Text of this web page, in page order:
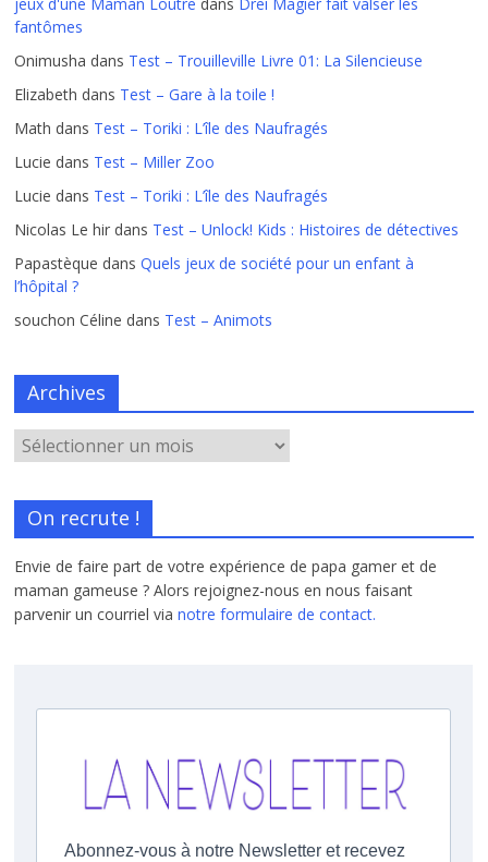
fantômes
Onimusha dans Test – Trouilleville Livre 01: La Silencieuse
Elizabeth dans Test – Gare à la toile !
Math dans Test – Toriki : L’île des Naufragés
Lucie dans Test – Miller Zoo
Lucie dans Test – Toriki : L’île des Naufragés
Nicolas Le hir dans Test – Unlock! Kids : Histoires de détectives
Papastèque dansQuels jeux de société pour un enfant à
l’hôpital ?
souchon Céline dans Test – Animots
Archives
On recrute !
Envie de faire part de votre expérience de papa gamer et de
maman gameuse ? Alors rejoignez-nous en nous faisant
parvenir un courriel vianotre formulaire de contact.